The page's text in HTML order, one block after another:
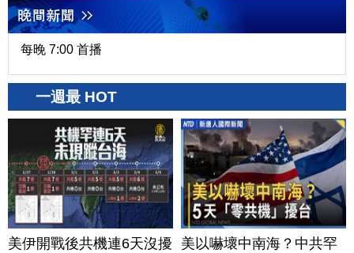
每晚 7:00 首播
一週最 HOT
美伊開戰後共機連6天沒擾
美以嚇壞中南海？中共罕